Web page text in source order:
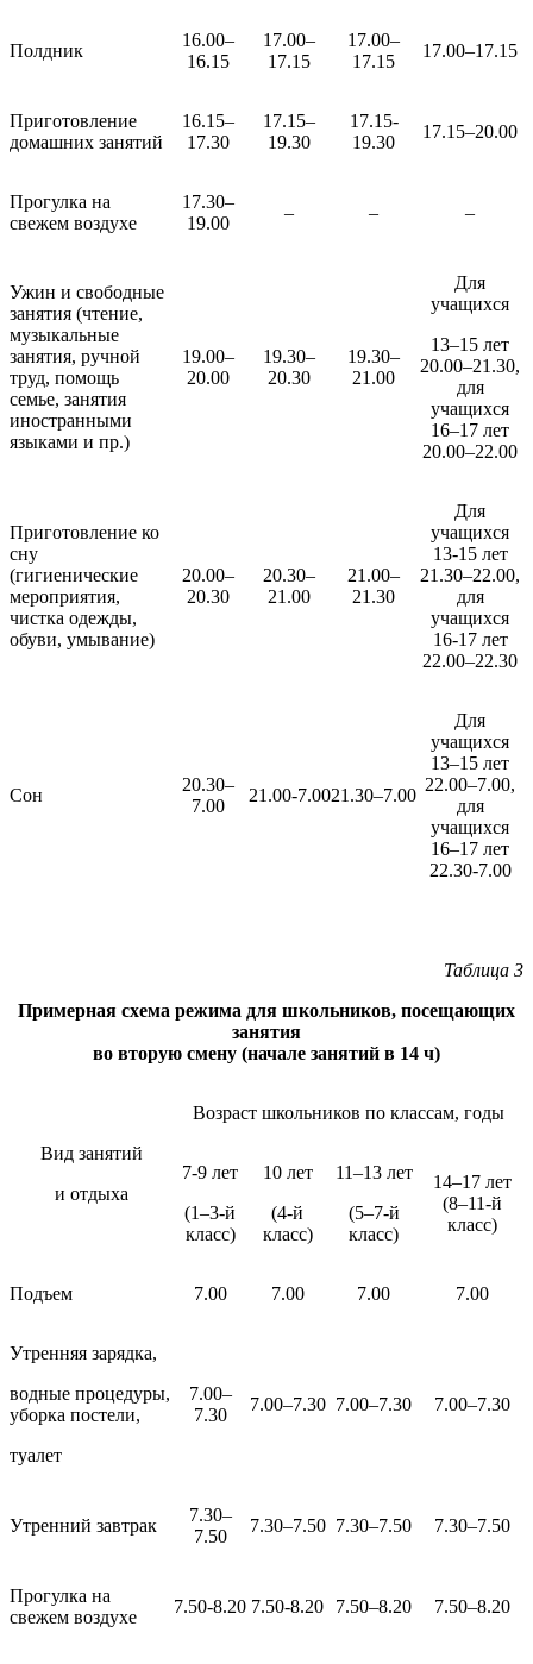
Полдник
16.00–
16.15
17.00–
17.15
17.00–
17.15
17.00–17.15
Приготовление
домашних занятий
16.15–
17.30
17.15–
19.30
17.15-
19.30
17.15–20.00
Прогулка на
свежем воздухе
17.30–
19.00
– – –
Ужин и свободные
занятия (чтение,
музыкальные
занятия, ручной
труд, помощь
семье, занятия
иностранными
языками и пр.)
19.00–
20.00
19.30–
20.30
19.30–
21.00
Для
учащихся
13–15 лет
20.00–21.30,
для
учащихся
16–17 лет
20.00–22.00
Приготовление ко
сну
(гигиенические
мероприятия,
чистка одежды,
обуви, умывание)
20.00–
20.30
20.30–
21.00
21.00–
21.30
Для
учащихся
13-15 лет
21.30–22.00,
для
учащихся
16-17 лет
22.00–22.30
Сон
20.30–
7.00
21.00-7.0021.30–7.00
Для
учащихся
13–15 лет
22.00–7.00,
для
учащихся
16–17 лет
22.30-7.00
Таблица 3
Примерная схема режима для школьников, посещающих
занятия
во вторую смену (начале занятий в 14 ч)
Вид занятий
и отдыха
Возраст школьников по классам, годы
7-9 лет
(1–3-й
класс)
10 лет
(4-й
класс)
11–13 лет
(5–7-й
класс)
14–17 лет
(8–11-й
класс)
Подъем 7.00 7.00 7.00 7.00
Утренняя зарядка,
водные процедуры,
уборка постели,
туалет
7.00–
7.30
7.00–7.30 7.00–7.30 7.00–7.30
Утренний завтрак
7.30–
7.50
7.30–7.50 7.30–7.50 7.30–7.50
Прогулка на
свежем воздухе
7.50-8.20 7.50-8.20 7.50–8.20 7.50–8.20